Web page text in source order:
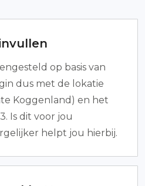
op basis van
dus met de lokatie
Koggenland) en het
Is dit voor jou
helpt jou hierbij.